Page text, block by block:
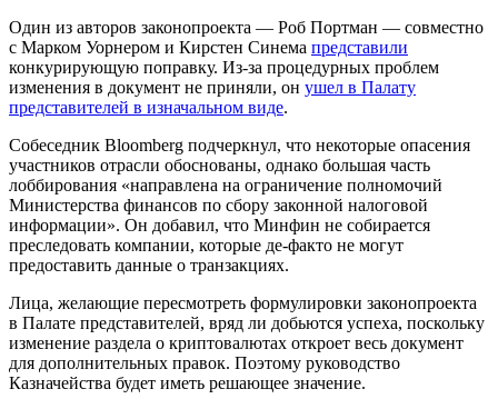
Один из авторов законопроекта — Роб Портман — совместно
с Марком Уорнером и Кирстен Синема представили
конкурирующую поправку. Из-за процедурных проблем
изменения в документ не приняли, он ушел в Палату
представителей в изначальном виде.
Собеседник Bloomberg подчеркнул, что некоторые опасения
участников отрасли обоснованы, однако большая часть
лоббирования «направлена на ограничение полномочий
Министерства финансов по сбору законной налоговой
информации». Он добавил, что Минфин не собирается
преследовать компании, которые де-факто не могут
предоставить данные о транзакциях.
Лица, желающие пересмотреть формулировки законопроекта
в Палате представителей, вряд ли добьются успеха, поскольку
изменение раздела о криптовалютах откроет весь документ
для дополнительных правок. Поэтому руководство
Казначейства будет иметь решающее значение.